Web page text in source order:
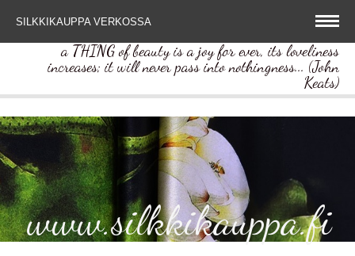
SILKKIKAUPPA VERKOSSA
a THING of beauty is a joy for ever, its loveliness
increases; it will never pass into nothingness... (John
Keats)
www.silkkikauppa.fi